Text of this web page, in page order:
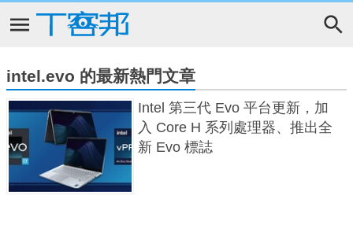
intel.evo 的最新熱門文章
Intel 第三代 Evo 平台更新，加
入 Core H 系列處理器、推出全
新 Evo 標誌